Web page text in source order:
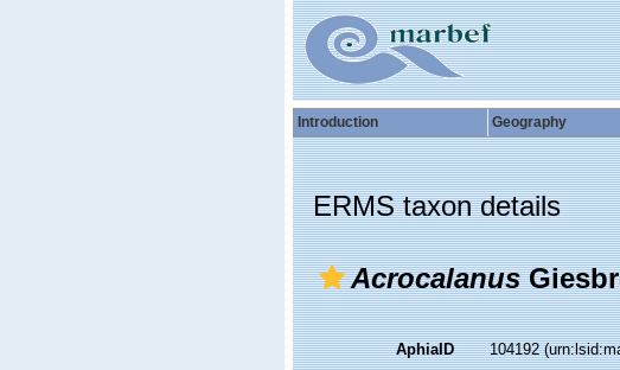
Introduction Geography
ERMS taxon details
Acrocalanus
AphiaID 104192